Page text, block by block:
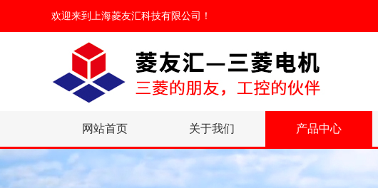
欢迎来到 上海菱友汇科技有限公司 ！
网站首页 关于我们 产品中心